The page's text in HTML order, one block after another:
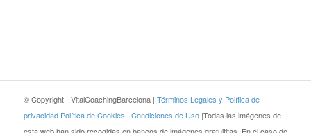
© Copyright - VitalCoachingBarcelona | Términos Legales y Política de
privacidad Política de Cookies | Condiciones de Uso |Todas las imágenes de